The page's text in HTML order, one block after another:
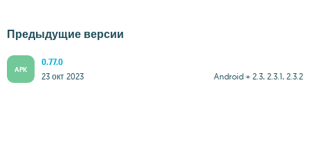
Предыдущие версии
APK
0.77.0
Android + 2.3, 2.3.1, 2.3.2
23 окт 2023